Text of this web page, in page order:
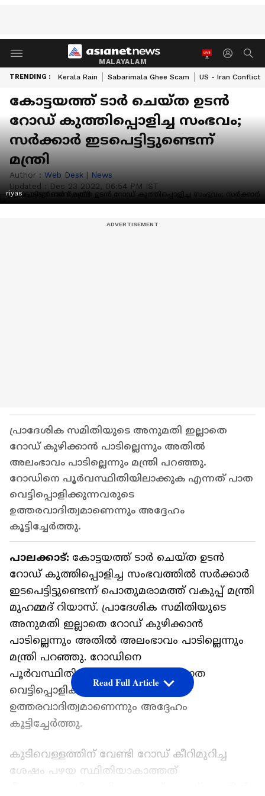
MALAYALAM
TRENDING : Kerala Rain Sabarimala Ghee Scam US - Iran Conflict
കോട്ടയത്ത് ടാര്‍ ചെയ്ത ഉടന്‍
റോഡ് കുത്തിപ്പൊളിച്ച സംഭവം;
സര്‍ക്കാര്‍ ഇടപെട്ടിട്ടുണ്ടെന്ന്
മന്ത്രി
Author : Web Desk | News
Updated : Dec 23 2022, 06:54 PM IST
riyas
പ്രാദേശിക സമിതിയുടെ അനുമതി ഇല്ലാതെ
റോഡ് കുഴിക്കാൻ പാടില്ലെന്നും അതിൽ
അലംഭാവം പാടില്ലെന്നും മന്ത്രി പറഞ്ഞു.
റോഡിനെ പൂർവസ്ഥിതിയിലാക്കുക എന്നത് പാത
വെട്ടിപ്പൊളിക്കുന്നവരുടെ
ഉത്തരവാദിത്വമാണെന്നും അദ്ദേഹം
കൂട്ടിച്ചേർത്തു.
പാലക്കാട്: കോട്ടയത്ത് ടാർ ചെയ്ത ഉടൻ
റോഡ് കുത്തിപ്പൊളിച്ച സംഭവത്തിൽ സർക്കാർ
ഇടപെട്ടിട്ടുണ്ടെന്ന് പൊതുമരാമത്ത് വകുപ്പ് മന്ത്രി
മുഹമ്മദ് റിയാസ്. പ്രാദേശിക സമിതിയുടെ
അനുമതി ഇല്ലാതെ റോഡ് കുഴിക്കാൻ
പാടില്ലെന്നും അതിൽ അലംഭാവം പാടില്ലെന്നും
മന്ത്രി പറഞ്ഞു. റോഡിനെ
പൂർവസ്ഥിതിയിലാക്കുക എന്നത് പാത
വെട്ടിപ്പൊളിക്കുന്നവരുടെ
ഉത്തരവാദിത്വമാണെന്നും അദ്ദേഹം
കൂട്ടിച്ചേർത്തു.
കുടിവെള്ളത്തിന് വേണ്ടി റോഡ് കീറിമുറിച്ച
ശേഷം പഴയ സ്ഥിതിയാകാത്തത്
Read Full Article